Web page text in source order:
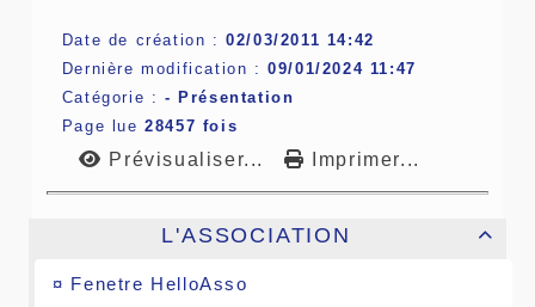

L'ASSOCIATION
¤ Fenetre HelloAsso
Date de création :02/03/2011 14:42
Dernière modification :09/01/2024 11:47
Catégorie : -Présentation
Page lue28457 fois
Prévisualiser... Imprimer...